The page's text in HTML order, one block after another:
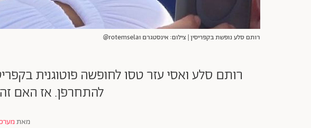
רותם סלע נופשת בקפריסין | צילום: אינסטגרם rotemsela1@
רותם סלע ואסי עזר טסו לחופשה פוטוגנית
להתחרפן. אז האם
מאת